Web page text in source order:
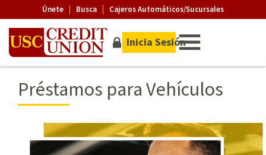
Únete Busca Cajeros Automáticos/Sucursales
Inicia Sesión
Préstamos para Vehículos